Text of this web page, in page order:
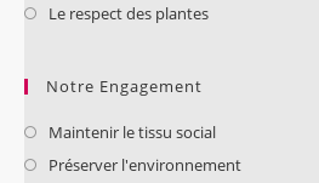
Le respect des plantes
Notre Engagement
Maintenir le tissu social
Préserver l'environnement